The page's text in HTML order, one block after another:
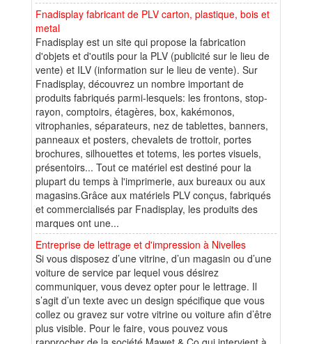
Fnadisplay fabricant de PLV carton, plastique, bois et
metal
Fnadisplay est un site qui propose la fabrication
d'objets et d'outils pour la PLV (publicité sur le lieu de
vente) et ILV (information sur le lieu de vente). Sur
Fnadisplay, découvrez un nombre important de
produits fabriqués parmi-lesquels: les frontons, stop-
rayon, comptoirs, étagères, box, kakémonos,
vitrophanies, séparateurs, nez de tablettes, banners,
panneaux et posters, chevalets de trottoir, portes
brochures, silhouettes et totems, les portes visuels,
présentoirs... Tout ce matériel est destiné pour la
plupart du temps à l'imprimerie, aux bureaux ou aux
magasins.Grâce aux matériels PLV conçus, fabriqués
et commercialisés par Fnadisplay, les produits des
marques ont une...
Entreprise de lettrage et d'impression à Nivelles
Si vous disposez d’une vitrine, d’un magasin ou d’une
voiture de service par lequel vous désirez
communiquer, vous devez opter pour le lettrage. Il
s’agit d’un texte avec un design spécifique que vous
collez ou gravez sur votre vitrine ou voiture afin d’être
plus visible. Pour le faire, vous pouvez vous